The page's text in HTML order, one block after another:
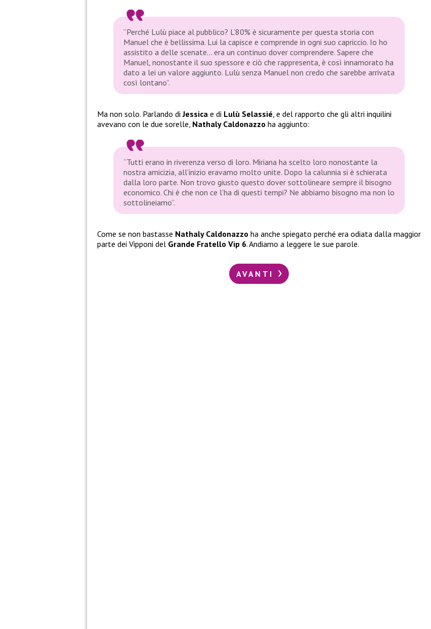
“Perché Lulù piace al pubblico? L’80% è sicuramente per questa storia con
Manuel che è bellissima. Lui la capisce e comprende in ogni suo capriccio. Io ho
assistito a delle scenate… era un continuo dover comprendere. Sapere che
Manuel, nonostante il suo spessore e ciò che rappresenta, è così innamorato ha
dato a lei un valore aggiunto. Lulù senza Manuel non credo che sarebbe arrivata
così lontano”.
Ma non solo. Parlando diJessica e di Lulù Selassié, e del rapporto che gli altri inquilini
avevano con le due sorelle, Nathaly Caldonazzo ha aggiunto:
“Tutti erano in riverenza verso di loro. Miriana ha scelto loro nonostante la
nostra amicizia, all’inizio eravamo molto unite. Dopo la calunnia si è schierata
dalla loro parte. Non trovo giusto questo dover sottolineare sempre il bisogno
economico. Chi è che non ce l’ha di questi tempi? Ne abbiamo bisogno ma non lo
sottolineiamo”.
Come se non bastasse Nathaly Caldonazzo ha anche spiegato perché era odiata dalla maggior
parte dei Vipponi del Grande Fratello Vip 6. Andiamo a leggere le sue parole.
AVANTI